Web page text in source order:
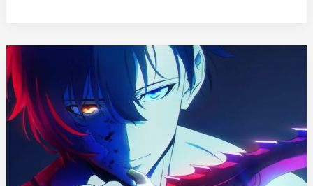
de
Reco:
7
animes
parecidos
Solo